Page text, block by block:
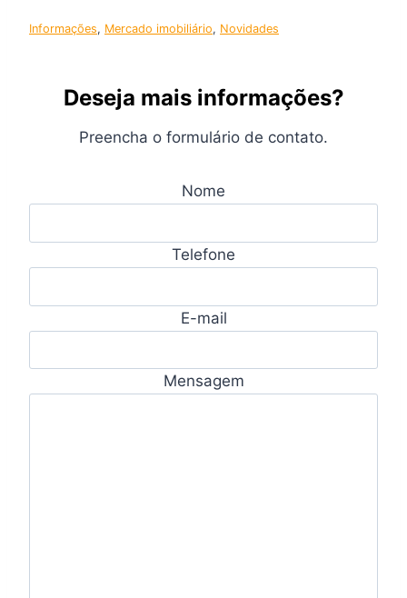
Informações, Mercado imobiliário, Novidades
Deseja mais informações?
Preencha o formulário de contato.
Nome
Telefone
E-mail
Mensagem